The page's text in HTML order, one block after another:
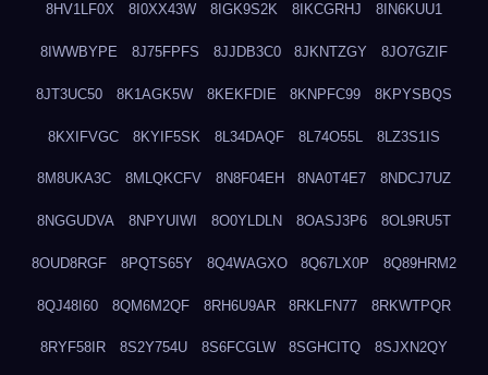
8HV1LF0X 8I0XX43W 8IGK9S2K 8IKCGRHJ 8IN6KUU1
8IWWBYPE 8J75FPFS 8JJDB3C0 8JKNTZGY 8JO7GZIF
8JT3UC50 8K1AGK5W 8KEKFDIE 8KNPFC99 8KPYSBQS
8KXIFVGC 8KYIF5SK 8L34DAQF 8L74O55L 8LZ3S1IS
8M8UKA3C 8MLQKCFV 8N8F04EH 8NA0T4E7 8NDCJ7UZ
8NGGUDVA 8NPYUIWI 8O0YLDLN 8OASJ3P6 8OL9RU5T
8OUD8RGF 8PQTS65Y 8Q4WAGXO 8Q67LX0P 8Q89HRM2
8QJ48I60 8QM6M2QF 8RH6U9AR 8RKLFN77 8RKWTPQR
8RYF58IR 8S2Y754U 8S6FCGLW 8SGHCITQ 8SJXN2QY